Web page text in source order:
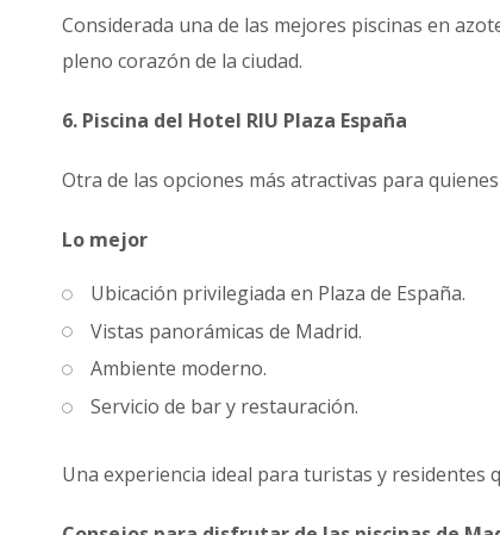
Considerada una de las mejores piscinas en
pleno corazón de la ciudad.
6. Piscina del Hotel RIU Plaza España
Otra de las opciones más atractivas para
Lo mejor
Ubicación privilegiada en Plaza de España.
Vistas panorámicas de Madrid.
Ambiente moderno.
Servicio de bar y restauración.
Una experiencia ideal para turistas y residentes